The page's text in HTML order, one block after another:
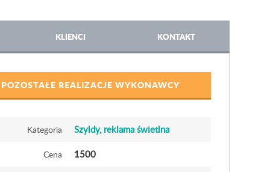
KLIENCI KONTAKT
POZOSTAŁE REALIZACJE WYKONAWCY
Kategoria Szyldy, reklama świetlna
Cena 1500